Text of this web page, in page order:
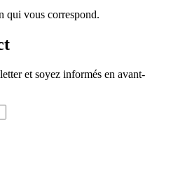
qui vous correspond.
et soyez informés en avant-